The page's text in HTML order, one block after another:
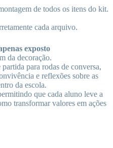
de todos os itens do kit.
cada arquivo.
exposto
da decoração.
para rodas de conversa,
e reflexões sobre as
da escola.
que cada aluno leve a
transformar valores em ações